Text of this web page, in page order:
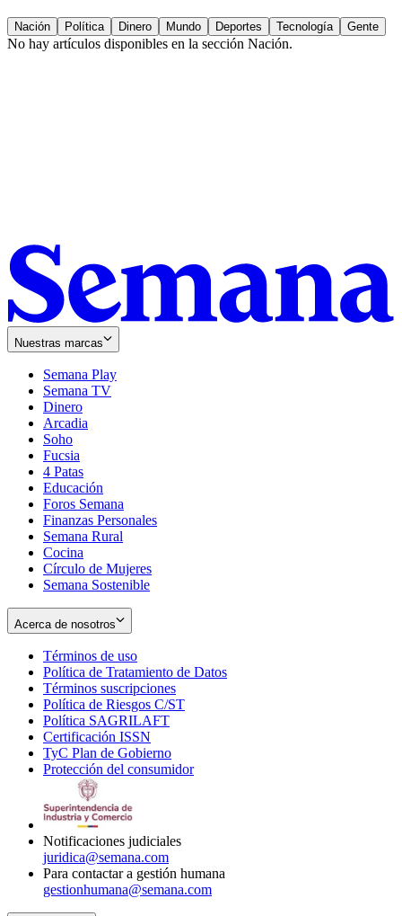
Nación Política Dinero Mundo Deportes Tecnología Gente
No hay artículos disponibles en la sección Nación.
Nuestras marcas
Semana Play
Semana TV
Dinero
Arcadia
Soho
in
new
window
Fucsia
in
new
window
4 Patas
Educación
Foros Semana
Finanzas Personales
Semana Rural
Cocina
Círculo de Mujeres
Semana Sostenible
Acerca de nosotros
Términos de uso
in
new
window
Política de Tratamiento de Datos
Términos suscripciones
in
Política de Riesgos C/ST
Política SAGRILAFT
new
window
Certificación ISSN
in
new
TyC Plan de Gobierno
in
Protección del consumidorOpens
Notificaciones judiciales
juridica@semana.com
Para contactar a gestión humana
gestionhumana@semana.com